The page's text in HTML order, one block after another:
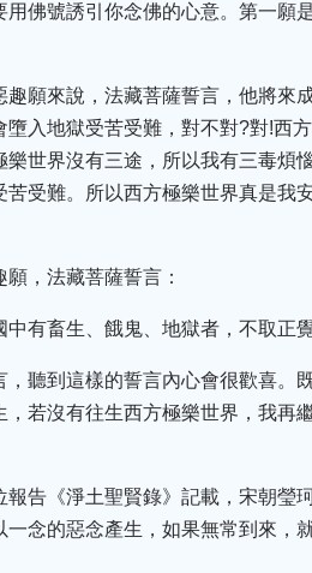
用佛號誘引你念佛的心意。第一願
趣願來說，法藏菩薩誓言，他將來
墮入地獄受苦受難，對不對?對!西
樂世界沒有三途，所以我有三毒煩
苦受難。所以西方極樂世界真是我
，法藏菩薩誓言：
中有畜生、餓鬼、地獄者，不取正覺
，聽到這樣的誓言內心會很歡喜。
，若沒有往生西方極樂世界，我再
報告《淨土聖賢錄》記載，宋朝瑩
一念的惡念產生，如果無常到來，